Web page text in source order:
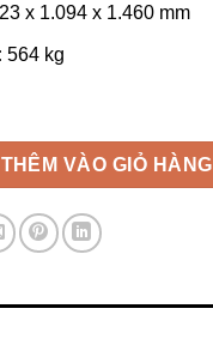
x 1.094 x 1.460 mm
564 kg
Image SP40 số lượng
THÊM VÀO GIỎ HÀNG